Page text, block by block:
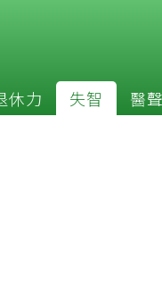
休力 失智 醫聲